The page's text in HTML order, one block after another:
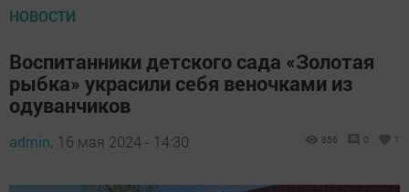
НОВОСТИ
Воспитанники детского сада «Золотая
рыбка» украсили себя веночками из
одуванчиков
admin, 16 мая 2024 - 14:30 856 0 1